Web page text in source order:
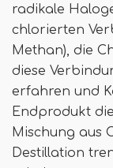
radikale
chlorierten
Methan), die
diese
erfahren und
Endprodukt
Mischung aus
Destillation